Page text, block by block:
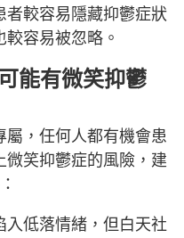
者較容易隱藏抑鬱症狀
容易被忽略。
能有微笑抑鬱
，任何人都有機會患
微笑抑鬱症的風險，建
低落情緒，但白天社